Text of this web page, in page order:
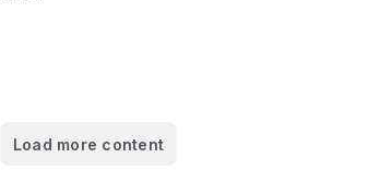
Load more content